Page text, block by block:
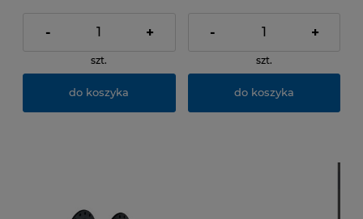
- +
szt.
do koszyka
- +
szt.
do koszyka